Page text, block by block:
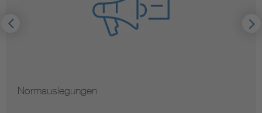
Normauslegungen